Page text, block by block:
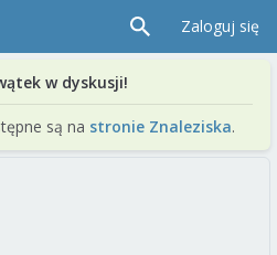
Zaloguj się
w dyskusji!
są na stronie Znaleziska.